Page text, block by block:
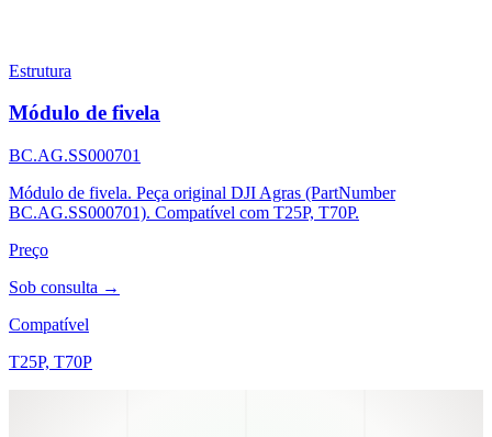
Estrutura
Módulo de fivela
BC.AG.SS000701
Módulo de fivela. Peça original DJI Agras (PartNumber
BC.AG.SS000701). Compatível com T25P, T70P.
Preço
Sob consulta →
Compatível
T25P, T70P